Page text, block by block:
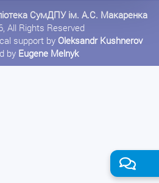
СумДПУ ім. А.С. Макаренка
All Rights Reserved
support by Oleksandr Kushnerov
by Eugene Melnyk